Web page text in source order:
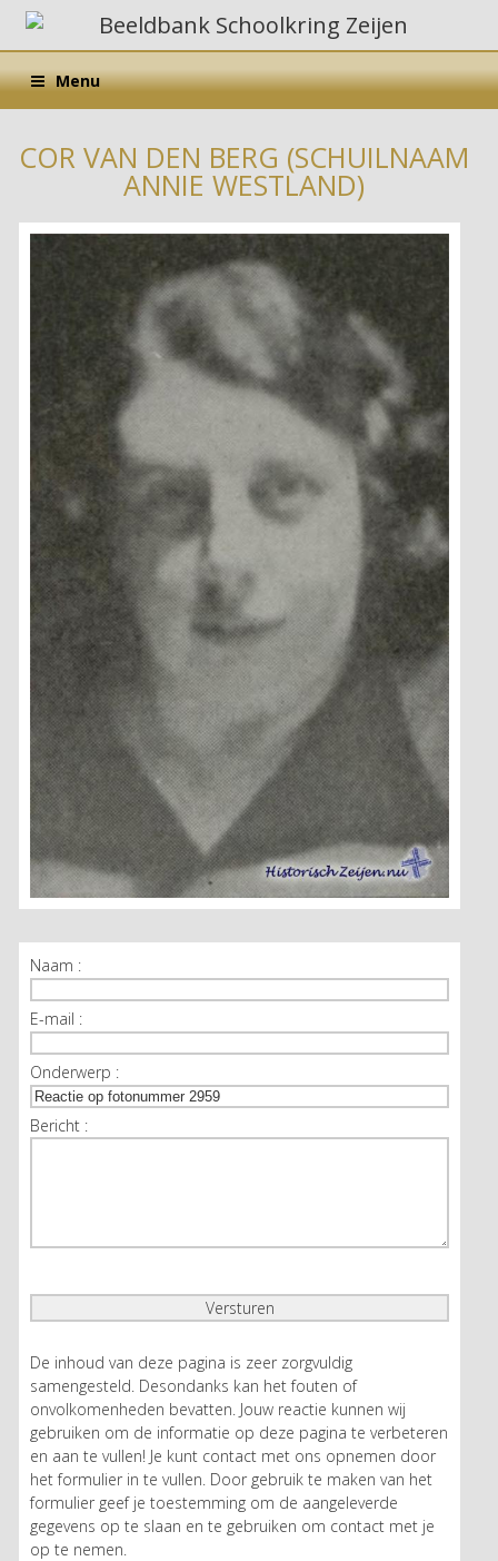
Menu
COR VAN DEN BERG (SCHUILNAAM
ANNIE WESTLAND)
Naam :
E-mail :
Onderwerp :
Bericht :
De inhoud van deze pagina is zeer zorgvuldig
samengesteld. Desondanks kan het fouten of
onvolkomenheden bevatten. Jouw reactie kunnen wij
gebruiken om de informatie op deze pagina te verbeteren
en aan te vullen! Je kunt contact met ons opnemen door
het formulier in te vullen. Door gebruik te maken van het
formulier geef je toestemming om de aangeleverde
gegevens op te slaan en te gebruiken om contact met je
op te nemen.